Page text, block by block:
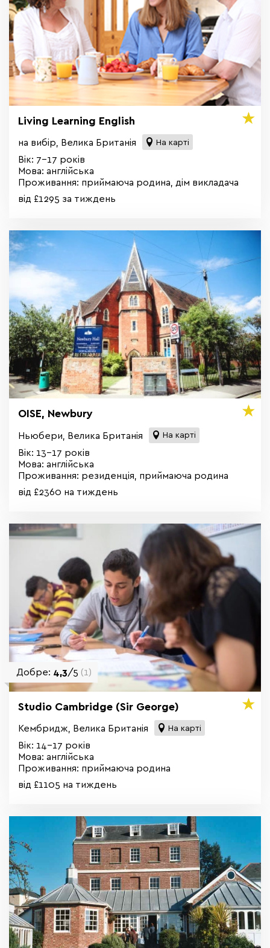
Living Learning English
на вибір, Велика Британія На карті
Вік: 7-17 років
Мова: англійська
Проживання: приймаюча родина, дім викладача
від £1295 за тиждень
OISE, Newbury
Ньюбери, Велика Британія На карті
Вік: 13-17 років
Мова: англійська
Проживання: резиденція, приймаюча родина
від £2360 на тиждень
Добре: 4,3/5 (1)
Studio Cambridge (Sir George)
Кембридж, Велика Британія На карті
Вік: 14-17 років
Мова: англійська
Проживання: приймаюча родина
від £1105 на тиждень